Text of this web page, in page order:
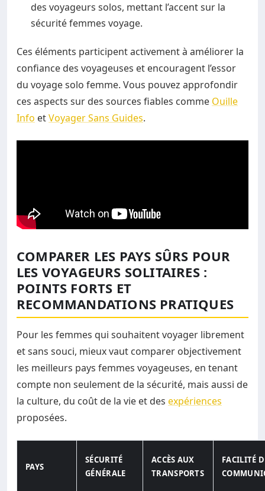
des voyageurs solos, mettant l’accent sur la
sécurité femmes voyage.
Ces éléments participent activement à améliorer la
confiance des voyageuses et encouragent l’essor
du voyage solo femme. Vous pouvez approfondir
ces aspects sur des sources fiables comme Ouille
Info etVoyager Sans Guides.
COMPARER LES PAYS SÛRS POUR
LES VOYAGEURS SOLITAIRES :
POINTS FORTS ET
RECOMMANDATIONS PRATIQUES
Pour les femmes qui souhaitent voyager librement
et sans souci, mieux vaut comparer objectivement
les meilleurs pays femmes voyageuses, en tenant
compte non seulement de la sécurité, mais aussi de
la culture, du coût de la vie et des expériences
proposées.
PAYS
SÉCURITÉ
GÉNÉRALE
ACCÈS AUX
TRANSPORTS
FACILITÉ